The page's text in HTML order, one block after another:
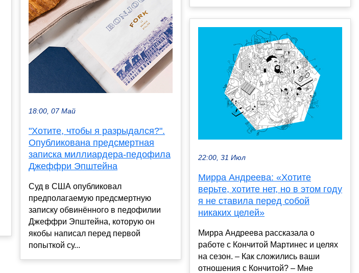
18:00, 07 Май
"Хотите, чтобы я разрыдался?".
Опубликована предсмертная
записка миллиардера-педофила
Джеффри Эпштейна
Суд в США опубликовал
предполагаемую предсмертную
записку обвинённого в педофилии
Джеффри Эпштейна, которую он
якобы написал перед первой
попыткой су...
22:00, 31 Июл
Мирра Андреева: «Хотите
верьте, хотите нет, но в этом году
я не ставила перед собой
никаких целей»
Мирра Андреева рассказала о
работе с Кончитой Мартинес и целях
на сезон. – Как сложились ваши
отношения с Кончитой? – Мне